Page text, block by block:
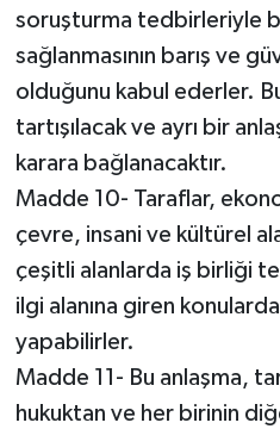
soruşturma tedbirleriyle
sağlanmasının barış ve
olduğunu kabul ederler.
tartışılacak ve ayrı bir
karara bağlanacaktır.
Madde 10- Taraflar,
çevre, insani ve kültürel
çeşitli alanlarda iş birliği
ilgi alanına giren
yapabilirler.
Madde 11- Bu anlaşma,
hukuktan ve her birinin